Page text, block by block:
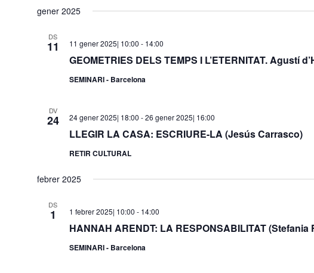
una
gener 2025
DS
11
GEOMETRIES DELS TEMPS I L’ETERNITAT. Agustí
11 gener 2025| 10:00 - 14:00
SEMINARI - Barcelona
DV
24
LLEGIR LA CASA: ESCRIURE-LA (Jesús Carrasco)
24 gener 2025| 18:00 -26 gener 2025| 16:00
RETIR CULTURAL
febrer 2025
DS
1
HANNAH ARENDT: LA RESPONSABILITAT (Stefania
1 febrer 2025| 10:00 - 14:00
SEMINARI - Barcelona